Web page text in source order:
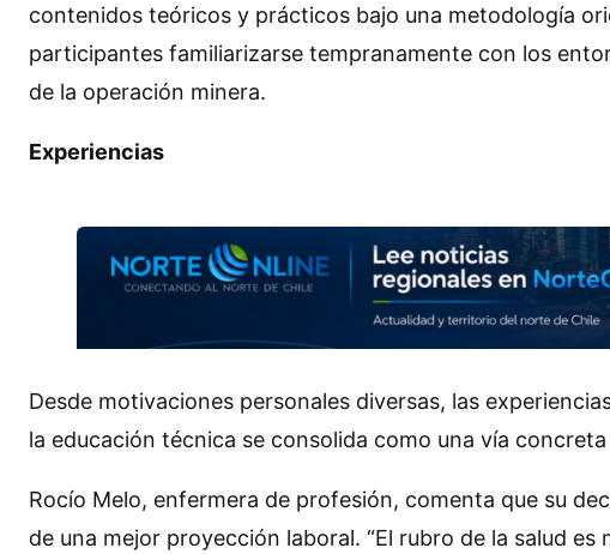
contenidos teóricos y prácticos bajo una metodología
participantes familiarizarse tempranamente con los
de la operación minera.
Experiencias
Desde motivaciones personales diversas, las
la educación técnica se consolida como una vía
Rocío Melo, enfermera de profesión, comenta que su
de una mejor proyección laboral. “El rubro de la salud